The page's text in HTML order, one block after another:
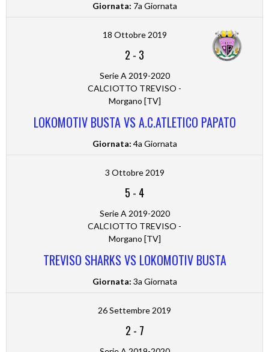
Giornata: 7a Giornata
18 Ottobre 2019
2 - 3
Serie A 2019-2020
CALCIOTTO TREVISO -
Morgano [TV]
LOKOMOTIV BUSTA VS A.C.ATLETICO PAPATO
Giornata: 4a Giornata
3 Ottobre 2019
5 - 4
Serie A 2019-2020
CALCIOTTO TREVISO -
Morgano [TV]
TREVISO SHARKS VS LOKOMOTIV BUSTA
Giornata: 3a Giornata
26 Settembre 2019
2 - 7